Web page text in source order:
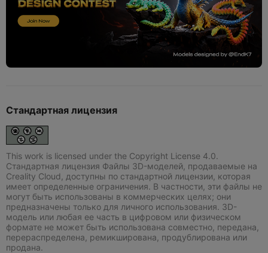
Стандартная лицензия
This work is licensed under the Copyright License 4.0.
Стандартная лицензия Файлы 3D-моделей, продаваемые на
Creality Cloud, доступны по стандартной лицензии, которая
имеет определенные ограничения. В частности, эти файлы не
могут быть использованы в коммерческих целях; они
предназначены только для личного использования. 3D-
модель или любая ее часть в цифровом или физическом
формате не может быть использована совместно, передана,
перераспределена, ремикширована, продублирована или
продана.